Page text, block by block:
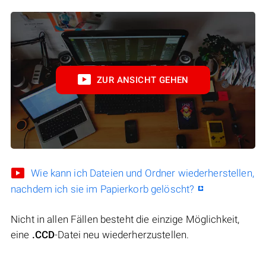
ZUR ANSICHT GEHEN
Wie kann ich Dateien und Ordner wiederherstellen,
nachdem ich sie im Papierkorb gelöscht?
Nicht in allen Fällen besteht die einzige Möglichkeit,
eine .CCD-Datei neu wiederherzustellen.